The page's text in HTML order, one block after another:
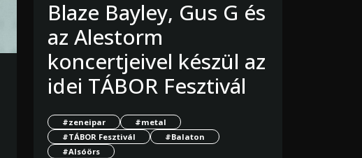
Blaze Bayley, Gus G és
az Alestorm
koncertjeivel készül az
idei TÁBOR Fesztivál
#zeneipar
#metal
#TÁBOR Fesztivál
#Balaton
#Alsóörs